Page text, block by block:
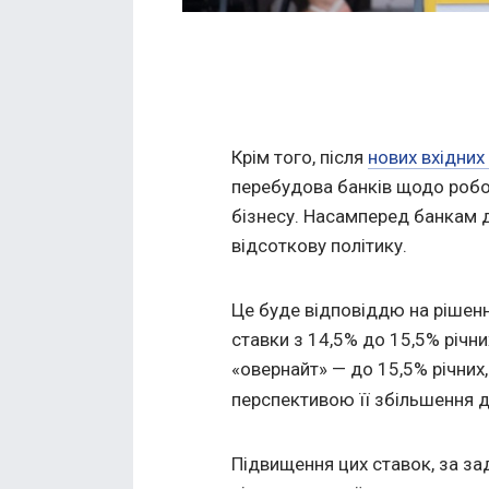
Крім того, після нових
перебудова банків щодо
бізнесу. Насамперед банкам
відсоткову політику.
Це буде відповіддю на
ставки з 14,5% до 15,5%
«овернайт» — до 15,5%
перспективою її збільшення
Підвищення цих ставок, за